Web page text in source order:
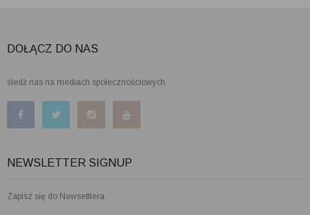
DOŁĄCZ DO NAS
śledź nas na mediach społecznościowych
NEWSLETTER SIGNUP
Zapisz się do Newsettlera